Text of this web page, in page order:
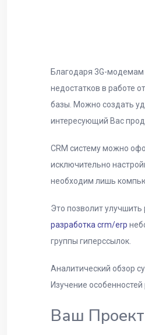
Благодаря 3G-
недостатков в работе
базы. Можно создать
интересующий Вас
CRM систему можно
исключительно
необходим лишь
Это позволит
разработка crm/erp
группы гиперссылок.
Аналитический обзор
Изучение
Ваш Проект